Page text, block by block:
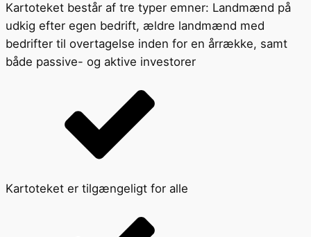
Kartoteket består af tre typer emner: Landmænd på
udkig efter egen bedrift, ældre landmænd med
bedrifter til overtagelse inden for en årrække, samt
både passive- og aktive investorer
Kartoteket er tilgængeligt for alle